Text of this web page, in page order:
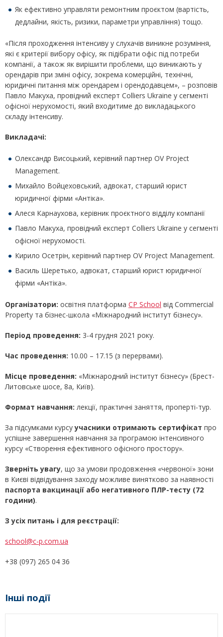
Як ефективно управляти ремонтним проєктом (вартість,
дедлайни, якість, ризики, параметри управління) тощо.
«Після проходження інтенсиву у слухачів виникне розуміння,
які є критерії вибору офісу, як підібрати офіс під потреби
компанії, а також як вирішити проблеми, що виникають у
орендарів при зміні офісу, зокрема комерційні, технічні,
юридичні питання між орендарем і орендодавцем», – розповів
Павло Макуха, провідний експерт Colliers Ukraine у сегменті
офісної нерухомості, який входитиме до викладацького
складу інтенсиву.
Викладачі:
Олександр Висоцький, керівний партнер OV Project
Management.
Михайло Войцеховський, адвокат, старший юрист
юридичної фірми «Антіка».
Алеся Карнаухова, керівник проєктного відділу компанії
Павло Макуха, провідний експерт Colliers Ukraine у сегменті
офісної нерухомості.
Кирило Осетрін, керівний партнер OV Project Management.
Василь Шеретько, адвокат, старший юрист юридичної
фірми «Антіка».
Організатори: освітня платформа CP School від Commercial
Property та бізнес-школа «Міжнародний інститут бізнесу».
Період проведення: 3-4 грудня 2021 року.
Час проведення: 10.00 – 17.15 (з перервами).
Місце проведення: «Міжнародний інститут бізнесу» (Брест-
Литовське шосе, 8а, Київ).
Формат навчання: лекції, практичні заняття, проперті-тур.
За підсумками курсуучасники отримають сертифікат про
успішне завершення навчання за програмою інтенсивного
курсу «Створення ефективного офісного простору».
Зверніть увагу, що за умови продовження «червоної» зони
в Києві відвідування заходу можливе винятково за наявності
паспорта вакцинації або негативного ПЛР-тесту (72
години).
З усіх питань і для реєстрації:
school@c-p.com.ua
+38 (097) 265 04 36
Інші події